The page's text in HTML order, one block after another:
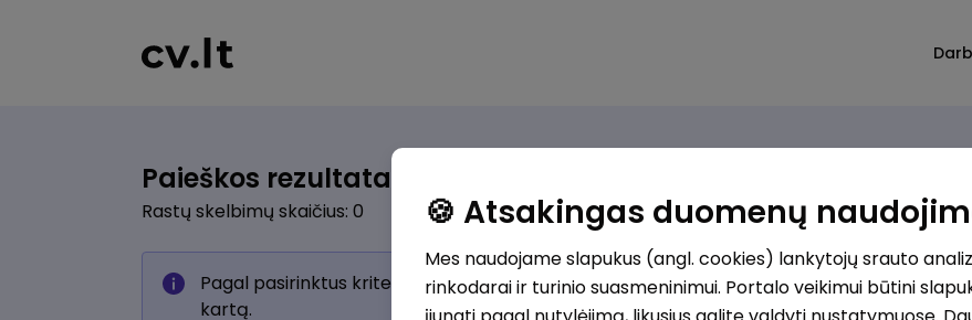
Paieškos rezultatai
Rastų skelbimų skaičius: 0
Pagal pasirinktus kriterijus skelbimų nerasta. Pakoreguokite paiešką ir bandykite dar
kartą.
🍪 Atsakingas duomenų
Mes naudojame slapukus (angl. cookies) lankytojų srauto
rinkodarai ir turinio suasmeninimui. Portalo veikimui būtini